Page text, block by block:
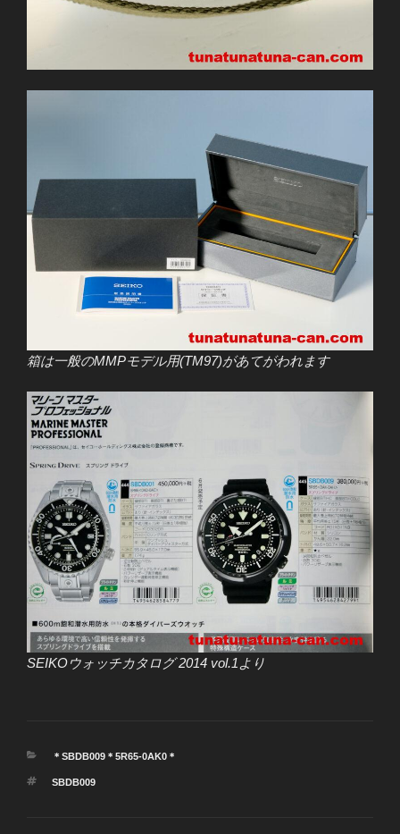
箱は一般のMMPモデル用(TM97)があてがわれます
SEIKOウォッチカタログ 2014 vol.1より
カ
ゴ
＊SBDB009＊5R65-0AK0＊
タ
SBDB009